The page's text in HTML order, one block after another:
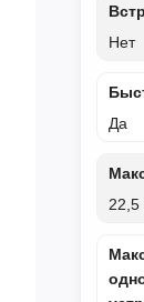
Нет
Да
22,5